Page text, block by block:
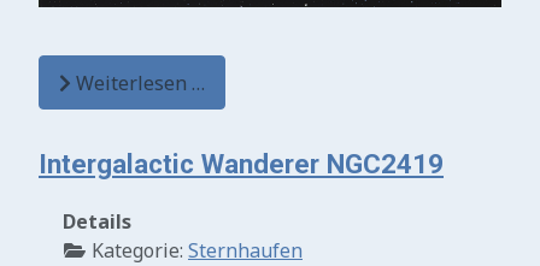
Weiterlesen …
Intergalactic Wanderer NGC2419
Details
Kategorie: Sternhaufen